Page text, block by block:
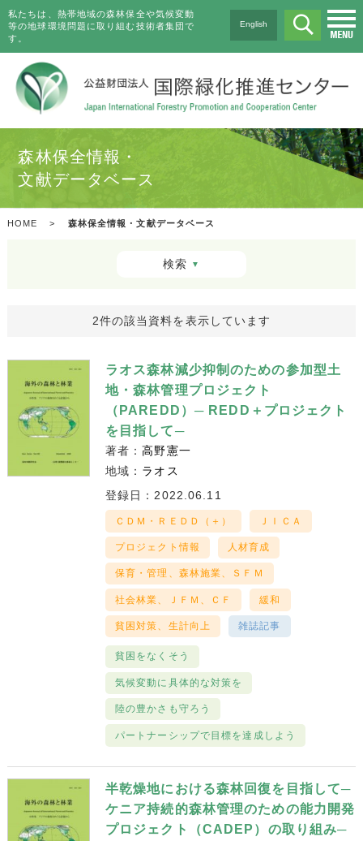
私たちは、熱帯地域の森林保全や気候変動
等の地球環境問題に取り組む技術者集団で
す。
English
森林保全情報・
文献データベース
HOME > 森林保全情報・文献データベース
検索 ▼
2件の該当資料を表示しています
ラオス森林減少抑制のための参加型土
地・森林管理プロジェクト
（PAREDD）─ REDD＋プロジェクト
を目指して─
著者：高野憲一
地域： ラオス
登録日：2022.06.11
ＣＤＭ・ＲＥＤＤ（＋） ＪＩＣＡ
プロジェクト情報 人材育成
保育・管理、森林施業、ＳＦＭ
社会林業、ＪＦＭ、ＣＦ 緩和
貧困対策、生計向上 雑誌記事
貧困をなくそう
気候変動に具体的な対策を
陸の豊かさも守ろう
パートナーシップで目標を達成しよう
半乾燥地における森林回復を目指して─
ケニア持続的森林管理のための能力開発
プロジェクト（CADEP）の取り組み─